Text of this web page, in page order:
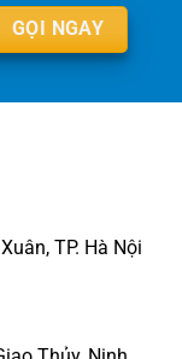
GỌI NGAY
TP. Hà Nội